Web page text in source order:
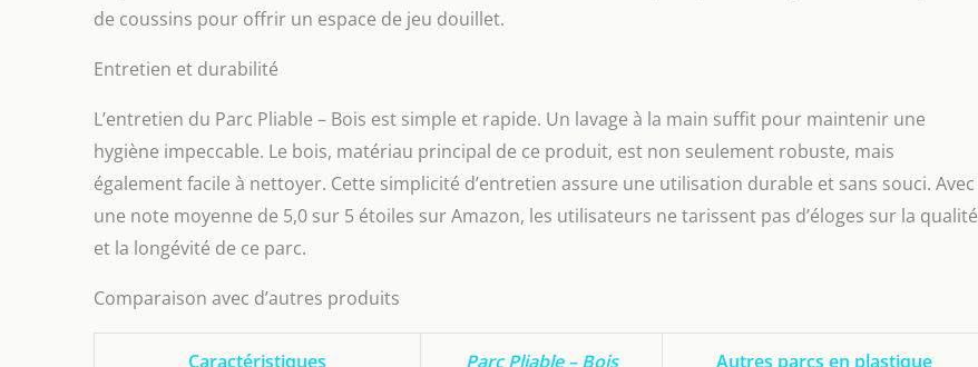
de coussins pour offrir un espace de jeu douillet.
Entretien et durabilité
L’entretien du Parc Pliable – Bois est simple et rapide. Un lavage à la main suffit pour maintenir une
hygiène impeccable. Le bois, matériau principal de ce produit, est non seulement robuste, mais
également facile à nettoyer. Cette simplicité d’entretien assure une utilisation durable et sans souci. Avec
une note moyenne de 5,0 sur 5 étoiles sur Amazon, les utilisateurs ne tarissent pas d’éloges sur la qualité
et la longévité de ce parc.
Comparaison avec d’autres produits
Caractéristiques Parc Pliable – Bois Autres parcs en plastique